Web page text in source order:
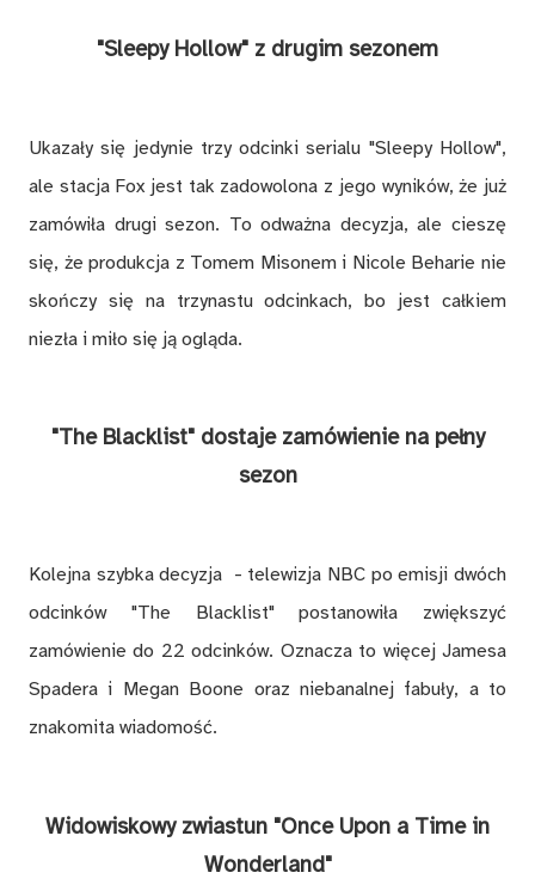
"Sleepy Hollow" z drugim sezonem
Ukazały się jedynie trzy odcinki serialu "Sleepy Hollow",
ale stacja Fox jest tak zadowolona z jego wyników, że już
zamówiła drugi sezon. To odważna decyzja, ale cieszę
się, że produkcja z Tomem Misonem i Nicole Beharie nie
skończy się na trzynastu odcinkach, bo jest całkiem
niezła i miło się ją ogląda.
"The Blacklist" dostaje zamówienie na pełny
sezon
Kolejna szybka decyzja - telewizja NBC po emisji dwóch
odcinków "The Blacklist" postanowiła zwiększyć
zamówienie do 22 odcinków. Oznacza to więcej Jamesa
Spadera i Megan Boone oraz niebanalnej fabuły, a to
znakomita wiadomość.
Widowiskowy zwiastun "Once Upon a Time in
Wonderland"